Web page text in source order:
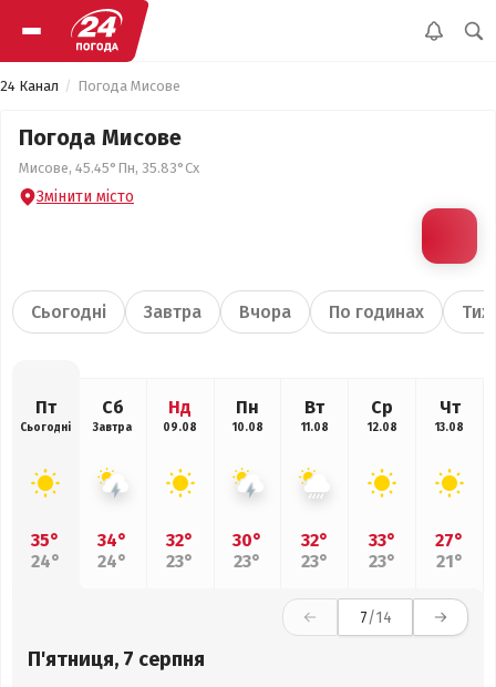
24 Канал Погода Мисове
Погода Мисове
Мисове, 45.45°Пн, 35.83°Сх
Змінити місто
Сьогодні Завтра Вчора По годинах
Пт
Сьогодні
35°
24°
Сб
Завтра
34°
24°
Нд
09.08
32°
23°
Пн
10.08
30°
23°
Вт
11.08
32°
23°
Ср
12.08
33°
23°
Чт
13.08
27°
21°
7/14
П'ятниця, 7 серпня